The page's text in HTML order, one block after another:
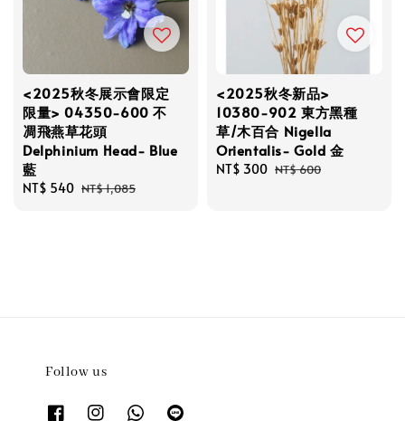
<2025秋冬展示會限定
限量> 04350-600 不
凋飛燕草花頭
Delphinium Head- Blue
藍
Sale
NT$ 540 Regular
NT$ 1,085
<2025秋冬新品>
10380-902 東方黑種
草/木百合 Nigella
Orientalis- Gold 金
Sale
NT$ 300 Regular
NT$ 600
Follow us